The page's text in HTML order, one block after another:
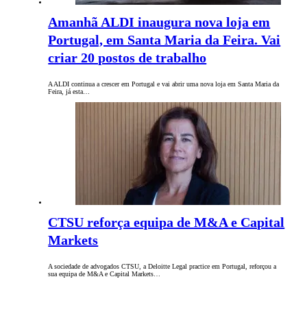
Amanhã ALDI inaugura nova loja em
Portugal, em Santa Maria da Feira. Vai
criar 20 postos de trabalho
A ALDI continua a crescer em Portugal e vai abrir uma nova loja em Santa Maria da
Feira, já esta…
CTSU reforça equipa de M&A e Capital
Markets
A sociedade de advogados CTSU, a Deloitte Legal practice em Portugal, reforçou a
sua equipa de M&A e Capital Markets…